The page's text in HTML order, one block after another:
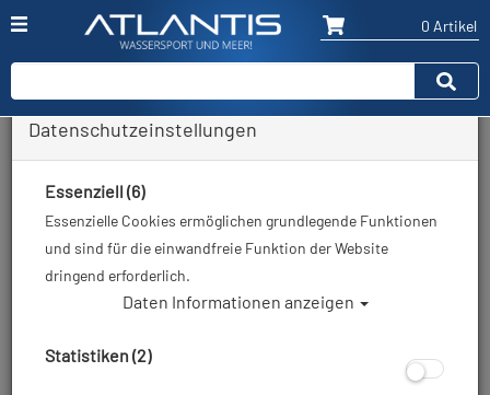
0 Artikel
Halloween Sale / Restposten,
Abverkäufe zu gruseligen
Tiefpreisen
Hersteller
Datenschutzeinstellungen
Essenziell (6)
Essenzielle Cookies ermöglichen grundlegende Funktionen
und sind für die einwandfreie Funktion der Website
dringend erforderlich.
Daten Informationen anzeigen
Statistiken (2)